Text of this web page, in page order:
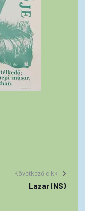
Következő cikk
Lazar (NS)